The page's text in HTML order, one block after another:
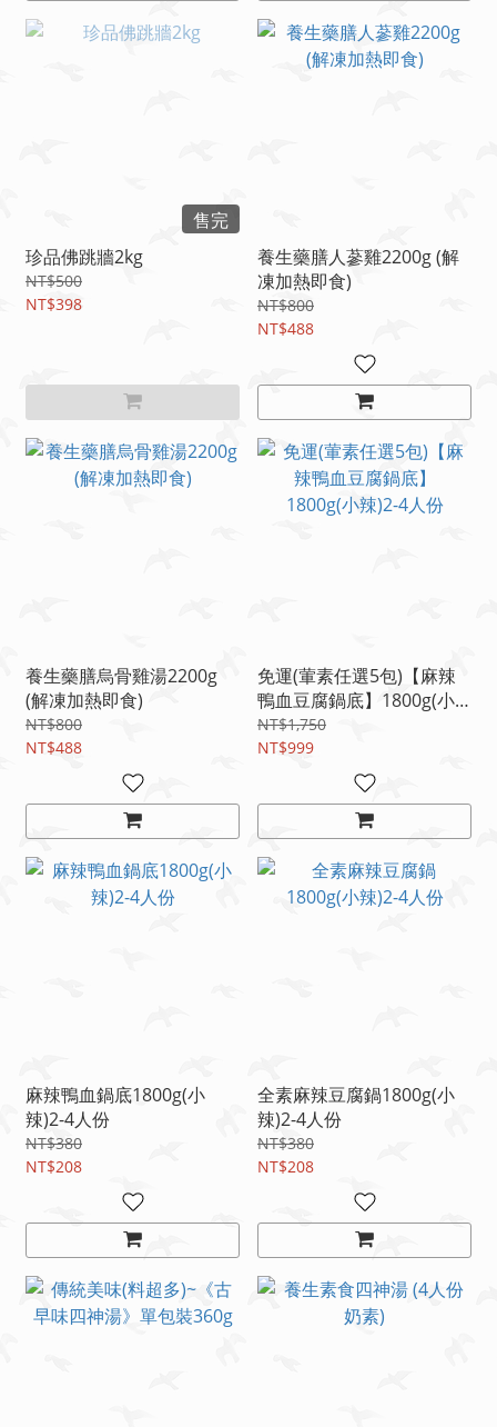
售完
珍品佛跳牆2kg
NT$500
NT$398
養生藥膳人蔘雞2200g (解
凍加熱即食)
NT$800
NT$488
養生藥膳烏骨雞湯2200g
(解凍加熱即食)
NT$800
NT$488
免運(葷素任選5包)【麻辣
鴨血豆腐鍋底】1800g(小
辣)2-4人份
NT$1,750
NT$999
麻辣鴨血鍋底1800g(小
辣)2-4人份
NT$380
NT$208
全素麻辣豆腐鍋1800g(小
辣)2-4人份
NT$380
NT$208